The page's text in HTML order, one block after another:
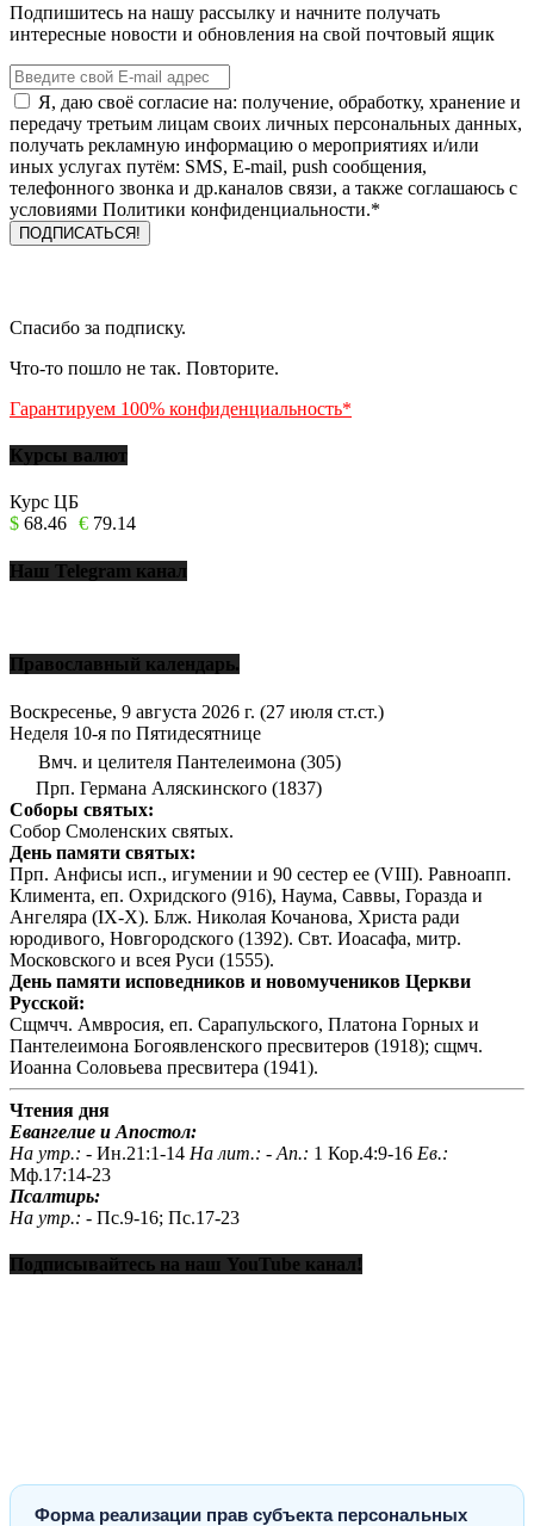
Подпишитесь на нашу рассылку и начните получать
интересные новости и обновления на свой почтовый ящик
Я, даю своё согласие на: получение, обработку, хранение и
передачу третьим лицам своих личных персональных данных,
получать рекламную информацию о мероприятиях и/или
иных услугах путём: SMS, E-mail, push сообщения,
телефонного звонка и др.каналов связи, а также соглашаюсь с
условиями Политики конфиденциальности.*
Спасибо за подписку.
Что-то пошло не так. Повторите.
Гарантируем 100% конфиденциальность*
Курсы валют
Курс ЦБ
$ 68.46 € 79.14
Наш Telegram канал
Православный календарь.
Воскресенье, 9 августа 2026 г. (27 июля ст.ст.)
Неделя 10-я по Пятидесятнице
Вмч. и целителя Пантелеимона (305)
Прп. Германа Аляскинского (1837)
Соборы святых:
Собор Смоленских святых.
День памяти святых:
Прп. Анфисы исп., игумении и 90 сестер ее (VIII). Равноапп.
Климента, еп. Охридского (916), Наума, Саввы, Горазда и
Ангеляра (IX-X). Блж. Николая Кочанова, Христа ради
юродивого, Новгородского (1392). Свт. Иоасафа, митр.
Московского и всея Руси (1555).
День памяти исповедников и новомучеников Церкви
Русской:
Сщмчч. Амвросия, еп. Сарапульского, Платона Горных и
Пантелеимона Богоявленского пресвитеров (1918); сщмч.
Иоанна Соловьева пресвитера (1941).
Чтения дня
Евангелие и Апостол:
На утр.: - Ин.21:1-14 На лит.: - Ап.: 1 Кор.4:9-16 Ев.:
Мф.17:14-23
Псалтирь:
На утр.: - Пс.9-16; Пс.17-23
Подписывайтесь на наш YouTube канал!
Форма реализации прав субъекта персональных